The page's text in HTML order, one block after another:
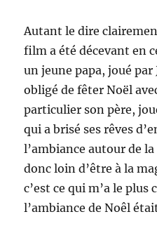
Autant le dire
film a été décevant en
un jeune papa, joué
obligé de fêter Noël
particulier son père,
qui a brisé ses rêves
l’ambiance autour de
donc loin d’être à la
c’est ce qui m’a le plus
l’ambiance de Noêl